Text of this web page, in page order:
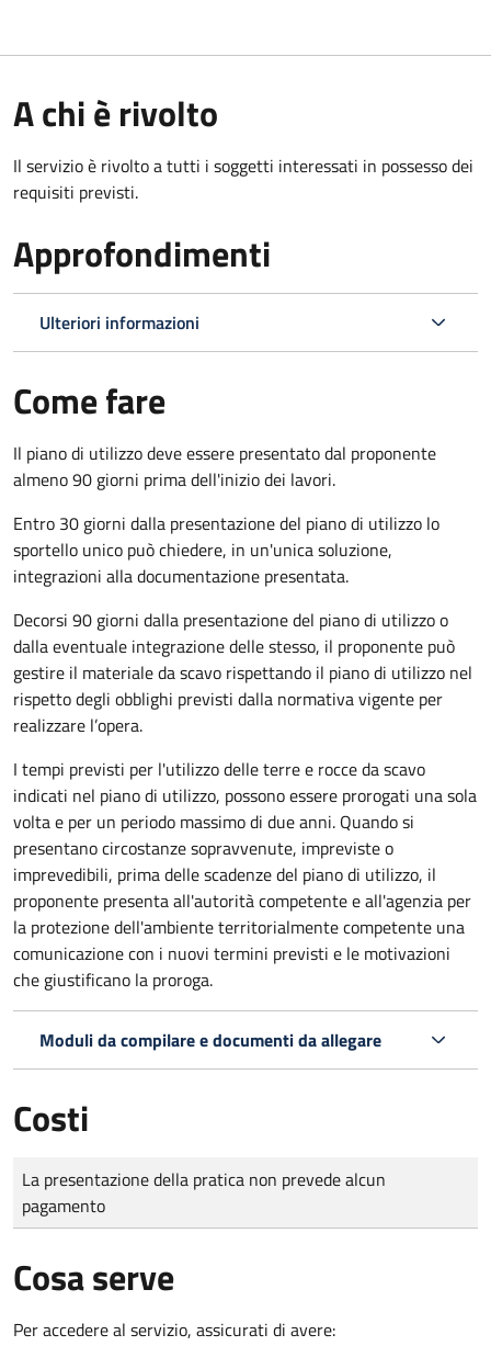
A chi è rivolto
Il servizio è rivolto a tutti i soggetti interessati in possesso dei
requisiti previsti.
Approfondimenti
Ulteriori informazioni
Come fare
Il piano di utilizzo deve essere presentato dal proponente
almeno 90 giorni prima dell'inizio dei lavori.
Entro 30 giorni dalla presentazione del piano di utilizzo lo
sportello unico può chiedere, in un'unica soluzione,
integrazioni alla documentazione presentata.
Decorsi 90 giorni dalla presentazione del piano di utilizzo o
dalla eventuale integrazione delle stesso, il proponente può
gestire il materiale da scavo rispettando il piano di utilizzo nel
rispetto degli obblighi previsti dalla normativa vigente per
realizzare l’opera.
I tempi previsti per l'utilizzo delle terre e rocce da scavo
indicati nel piano di utilizzo, possono essere prorogati una sola
volta e per un periodo massimo di due anni. Quando si
presentano circostanze sopravvenute, impreviste o
imprevedibili, prima delle scadenze del piano di utilizzo, il
proponente presenta all'autorità competente e all'agenzia per
la protezione dell'ambiente territorialmente competente una
comunicazione con i nuovi termini previsti e le motivazioni
che giustificano la proroga.
Moduli da compilare e documenti da allegare
Costi
Tipo di pagamento
Importo
La presentazione della pratica non prevede alcun
pagamento
Cosa serve
Per accedere al servizio, assicurati di avere: